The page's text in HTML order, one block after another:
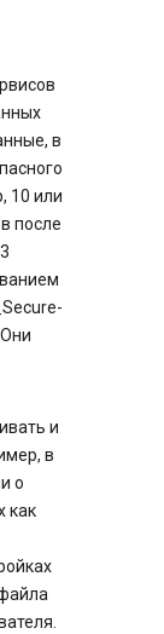
в
10 или
после
и
в
о
как